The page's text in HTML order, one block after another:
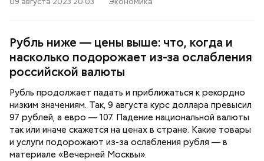
Рубль ниже — цены выше: что, когда и
насколько подорожает из-за ослабления
российской валюты
Рубль продолжает падать и приближаться к рекордно
низким значениям. Так, 9 августа курс доллара превысил
97 рублей, а евро — 107. Падение национальной валюты
так или иначе скажется на ценах в стране. Какие товары
и услуги подорожают из-за ослабления рубля — в
материале «Вечерней Москвы».